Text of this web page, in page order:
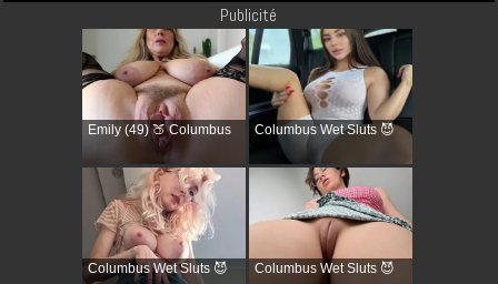
Publicité
Emily (49) 🍑 Columbus Columbus Wet Sluts 😈
Columbus Wet Sluts 😈 Columbus Wet Sluts 😈